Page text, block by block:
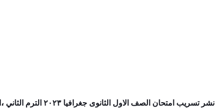
نشر تسريب امتحان الصف الاول الثانوى جغرافيا ٢٠٢٣ الترم ال ثاني ،